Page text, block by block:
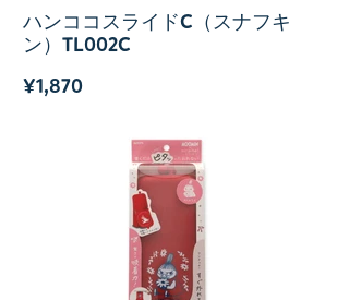
ハンココスライドC（スナフキ
ン）TL002C
¥1,870